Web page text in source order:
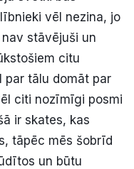
vēl nezina, jo
stāvējuši un
citu
par tālu domāt par
citi nozīmīgi posmi
ir skates, kas
tāpēc mēs šobrīd
un būtu